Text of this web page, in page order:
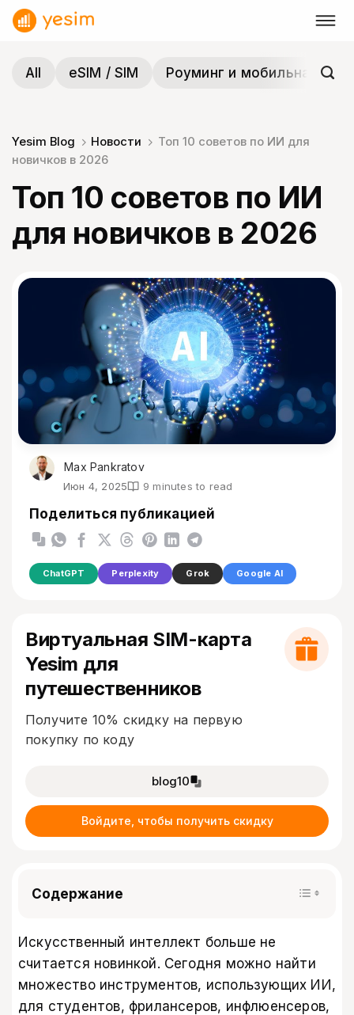
Skip
All
eSIM / SIM Роуминг и мобильная
Yesim Blog Новости
Топ 10 советов по ИИ для
новичков в 2026
Топ 10 советов по ИИ
для новичков в 2026
Max Pankratov
Июн 4, 2025 9 minutes to read
Поделиться публикацией
ChatGPT Perplexity Grok Google AI
Виртуальная SIM-карта
Yesim для
путешественников
Получите 10% скидку на первую
покупку по коду
blog10
Войдите, чтобы получить скидку
Содержание
Искусственный интеллект больше не
считается новинкой. Сегодня можно найти
множество инструментов, использующих ИИ,
для студентов, фрилансеров, инфлюенсеров,